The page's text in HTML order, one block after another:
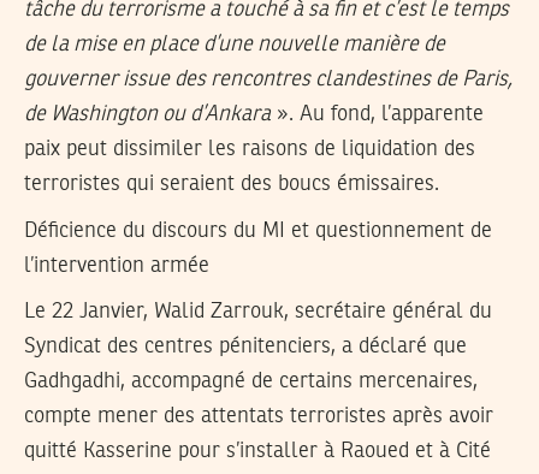
tâche du terrorisme a touché à sa fin et c’est le temps
de la mise en place d’une nouvelle manière de
gouverner issue des rencontres clandestines de Paris,
de Washington ou d’Ankara ». Au fond, l’apparente
paix peut dissimiler les raisons de liquidation des
terroristes qui seraient des boucs émissaires.
Déficience du discours du MI et questionnement de
l’intervention armée
Le 22 Janvier, Walid Zarrouk, secrétaire général du
Syndicat des centres pénitenciers, a déclaré que
Gadhgadhi, accompagné de certains mercenaires,
compte mener des attentats terroristes après avoir
quitté Kasserine pour s’installer à Raoued et à Cité